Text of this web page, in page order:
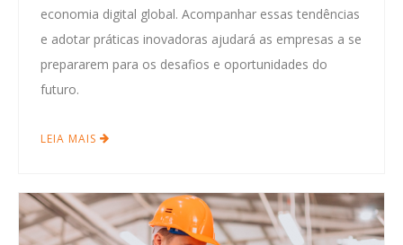
economia digital global. Acompanhar essas tendências
e adotar práticas inovadoras ajudará as empresas a se
prepararem para os desafios e oportunidades do
futuro.
LEIA MAIS